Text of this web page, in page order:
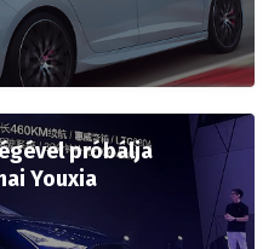
próbálja
Youxia